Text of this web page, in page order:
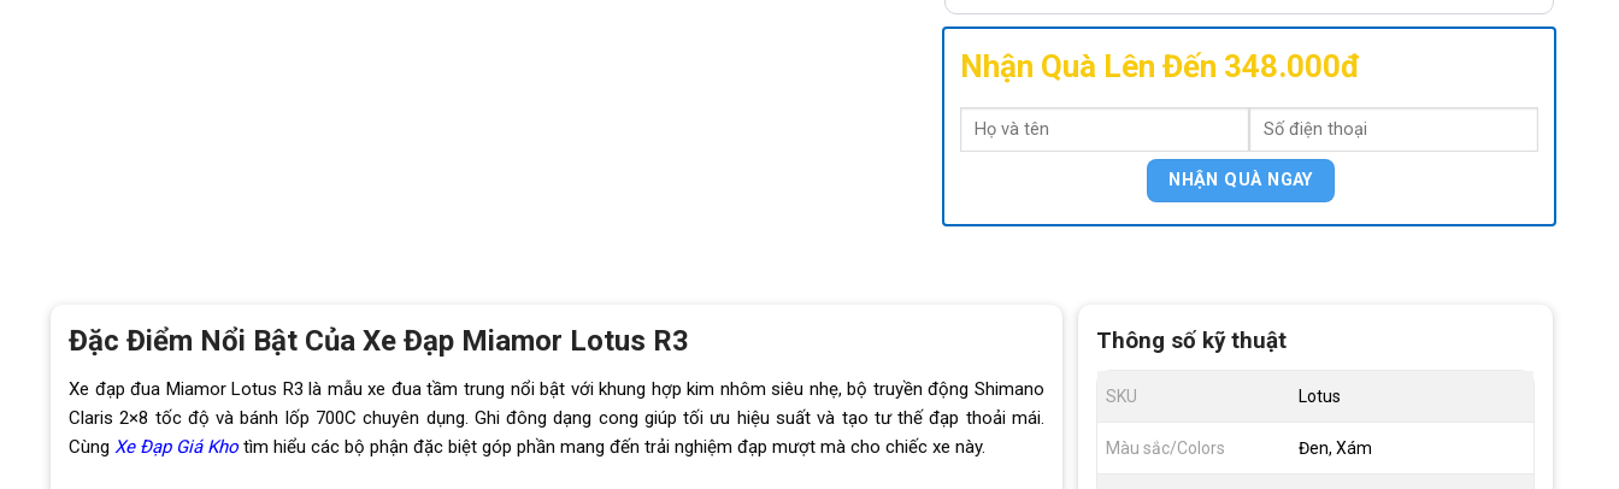
Nhận Quà Lên Đến 348.000đ
Đặc Điểm Nổi Bật Của Xe Đạp Miamor Lotus R3
Xe đạp đua Miamor Lotus R3 là mẫu xe đua tầm trung nổi bật với khung hợp kim nhôm siêu nhẹ, bộ truyền động Shimano
Claris 2×8 tốc độ và bánh lốp 700C chuyên dụng. Ghi đông dạng cong giúp tối ưu hiệu suất và tạo tư thế đạp thoải mái.
Cùng Xe Đạp Giá Kho tìm hiểu các bộ phận đặc biệt góp phần mang đến trải nghiệm đạp mượt mà cho chiếc xe này.
Thông số kỹ thuật
SKU Lotus
Màu sắc/Colors Đen, Xám